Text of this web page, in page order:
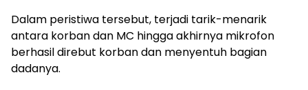
Dalam peristiwa tersebut, terjadi tarik-menarik
antara korban dan MC hingga akhirnya mikrofon
berhasil direbut korban dan menyentuh bagian
dadanya.